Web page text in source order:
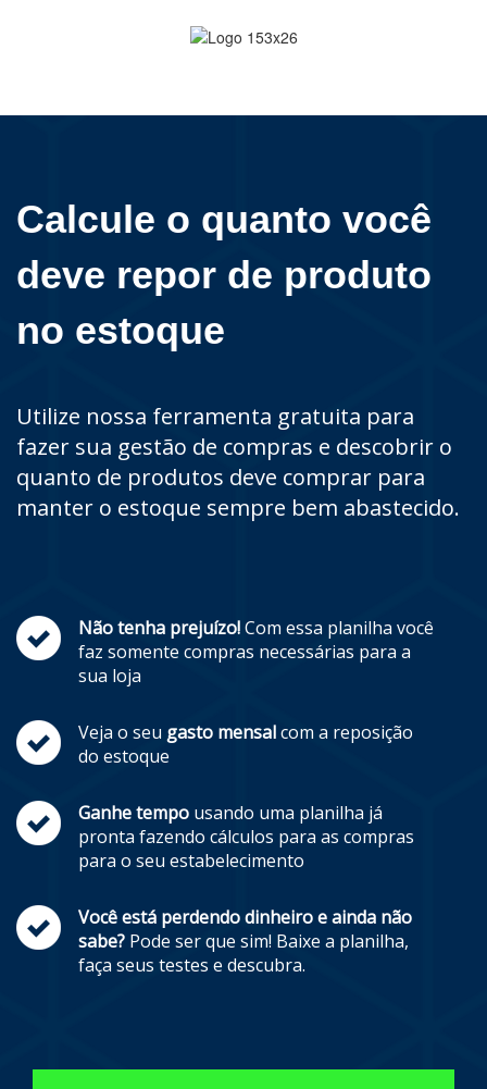
Calcule o quanto você
deve repor de produto
no estoque
Utilize nossa ferramenta gratuita para
fazer sua gestão de compras e descobrir o
quanto de produtos deve comprar para
manter o estoque sempre bem abastecido.
Não tenha prejuízo!Com essa planilha você
faz somente compras necessárias para a
sua loja
Veja o seu gasto mensalcom a reposição
do estoque
Ganhe tempo usando uma planilha já
pronta fazendo cálculos para as compras
para o seu estabelecimento
Você está perdendo dinheiro e ainda não
sabe? Pode ser que sim! Baixe a planilha,
faça seus testes e descubra.